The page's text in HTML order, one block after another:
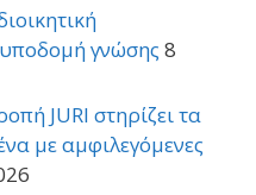
γνώσης 8
JURI στηρίζει τα
με αμφιλεγόμενες